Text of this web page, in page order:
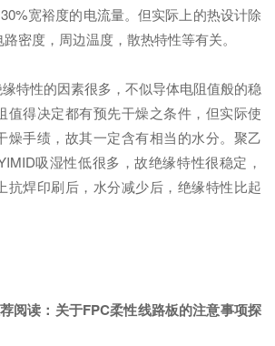
宽裕度的电流量。但实际上的热设计除
密度，周边温度，散热特性等有关。
特性的因素很多，不似导体电阻值般的稳
值得决定都有预先干燥之条件，但实际使
燥手绩，故其一定含有相当的水分。聚乙
吸湿性低很多，故绝缘特性很稳定，
抗焊印刷后，水分减少后，绝缘特性比起
阅读： 关于FPC柔性线路板的注意事项探